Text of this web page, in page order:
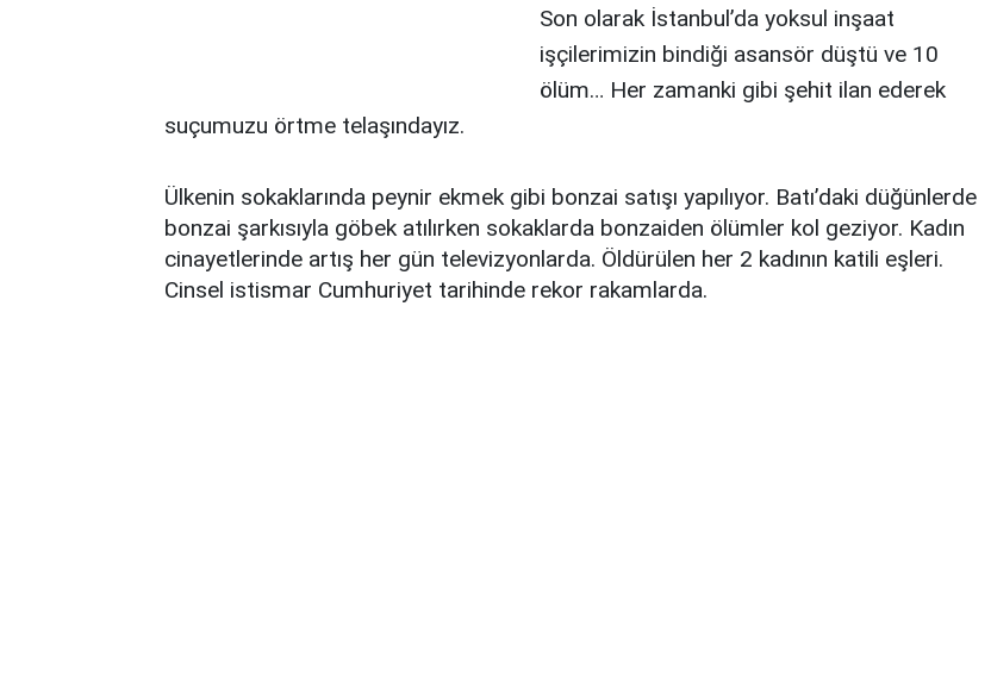
Son olarak İstanbul’da yoksul inşaat
işçilerimizin bindiği asansör düştü ve 10
ölüm… Her zamanki gibi şehit ilan ederek
suçumuzu örtme telaşındayız.
Ülkenin sokaklarında peynir ekmek gibi bonzai satışı yapılıyor. Batı’daki düğünlerde
bonzai şarkısıyla göbek atılırken sokaklarda bonzaiden ölümler kol geziyor. Kadın
cinayetlerinde artış her gün televizyonlarda. Öldürülen her 2 kadının katili eşleri.
Cinsel istismar Cumhuriyet tarihinde rekor rakamlarda.